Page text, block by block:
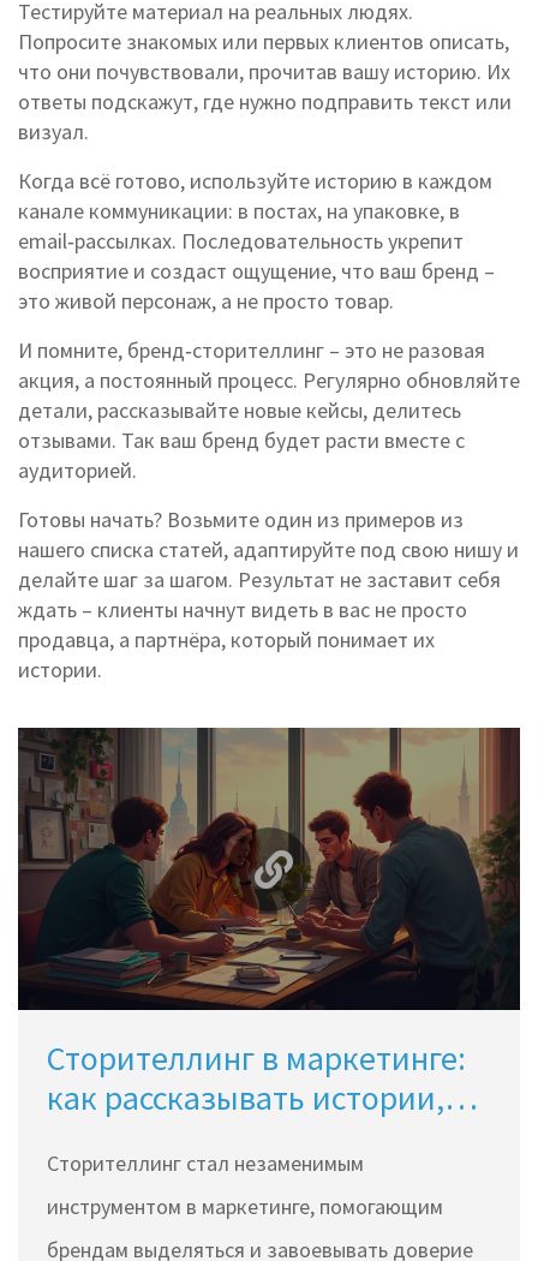
Тестируйте материал на реальных людях.
Попросите знакомых или первых клиентов описать,
что они почувствовали, прочитав вашу историю. Их
ответы подскажут, где нужно подправить текст или
визуал.
Когда всё готово, используйте историю в каждом
канале коммуникации: в постах, на упаковке, в
email‑рассылках. Последовательность укрепит
восприятие и создаст ощущение, что ваш бренд –
это живой персонаж, а не просто товар.
И помните, бренд‑сторителлинг – это не разовая
акция, а постоянный процесс. Регулярно обновляйте
детали, рассказывайте новые кейсы, делитесь
отзывами. Так ваш бренд будет расти вместе с
аудиторией.
Готовы начать? Возьмите один из примеров из
нашего списка статей, адаптируйте под свою нишу и
делайте шаг за шагом. Результат не заставит себя
ждать – клиенты начнут видеть в вас не просто
продавца, а партнёра, который понимает их
истории.
Сторителлинг в маркетинге:
как рассказывать истории,
Сторителлинг стал незаменимым
инструментом в маркетинге, помогающим
брендам выделяться и завоевывать доверие